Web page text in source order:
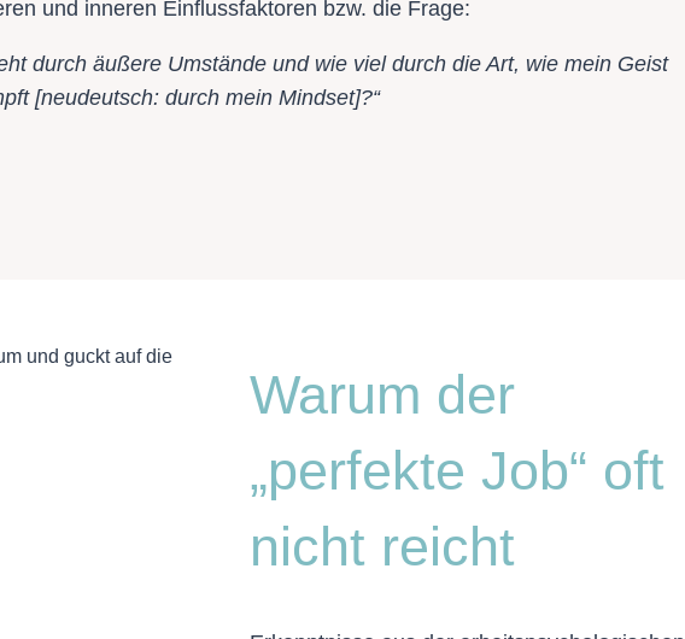
und inneren Einflussfaktoren bzw. die Frage:
durch äußere Umstände und wie viel durch die Art, wie mein Geist
[neudeutsch: durch mein Mindset]?“
Warum der
„perfekte Job“ oft
nicht reicht